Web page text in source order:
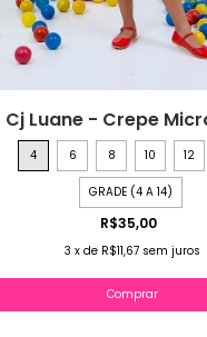
Cj Luane - Crepe
4 6 8 10 12
GRADE (4 A 14)
R$35,00
3 xde R$11,67 sem juros
Comprar